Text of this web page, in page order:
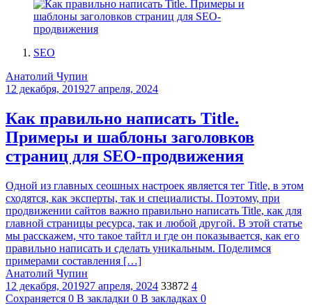
SEO
Анатолий Чупин
12 декабря, 201927 апреля, 2024
Как правильно написать Title.
Примеры и шаблоны заголовков
страниц для SEO-продвижения
Одной из главных сеошных настроек является тег Title, в этом
сходятся, как эксперты, так и специалисты. Поэтому, при
продвижении сайтов важно правильно написать Title, как для
главной страницы ресурса, так и любой другой. В этой статье
мы расскажем, что такое тайтл и где он показывается, как его
правильно написать и сделать уникальным. Поделимся
примерами составления […]
Анатолий Чупин
12 декабря, 201927 апреля, 2024 33872 4
Сохраняется 0 В закладки 0 В закладках 0